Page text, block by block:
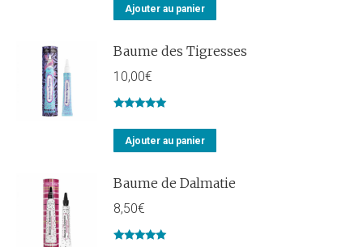
Ajouter au panier
Baume des Tigresses
10,00€
sur 5
Ajouter au panier
Baume de Dalmatie
8,50€